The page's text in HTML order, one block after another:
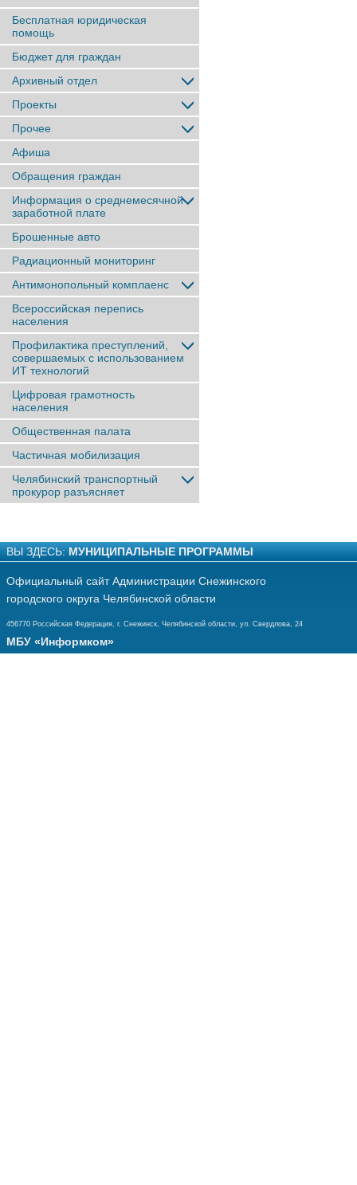
Бесплатная юридическая
помощь
Бюджет для граждан
Архивный отдел
Проекты
Прочее
Афиша
Обращения граждан
Информация о среднемесячной
заработной плате
Брошенные авто
Радиационный мониторинг
Антимонопольный комплаенс
Всероссийская перепись
населения
Профилактика преступлений,
совершаемых с использованием
ИТ технологий
Цифровая грамотность
населения
Общественная палата
Частичная мобилизация
Челябинский транспортный
прокурор разъясняет
ВЫ ЗДЕСЬ: МУНИЦИПАЛЬНЫЕ ПРОГРАММЫ
Официальный сайт Администрации Снежинского
городского округа Челябинской области
456770 Российская Федерация, г. Снежинск, Челябинской области, ул. Свердлова, 24
МБУ «Информком»